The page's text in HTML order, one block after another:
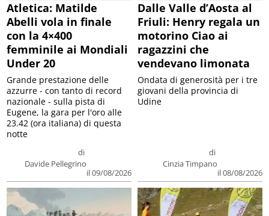
Atletica: Matilde
Abelli vola in finale
con la 4×400
femminile ai Mondiali
Under 20
di
Davide Pellegrino
il 09/08/2026
Grande prestazione delle
azzurre - con tanto di record
nazionale - sulla pista di
Eugene, la gara per l'oro alle
23.42 (ora italiana) di questa
notte
Dalle Valle d’Aosta al
Friuli: Henry regala un
motorino Ciao ai
ragazzini che
vendevano limonata
di
Cinzia Timpano
il 08/08/2026
Ondata di generosità per i tre
giovani della provincia di
Udine